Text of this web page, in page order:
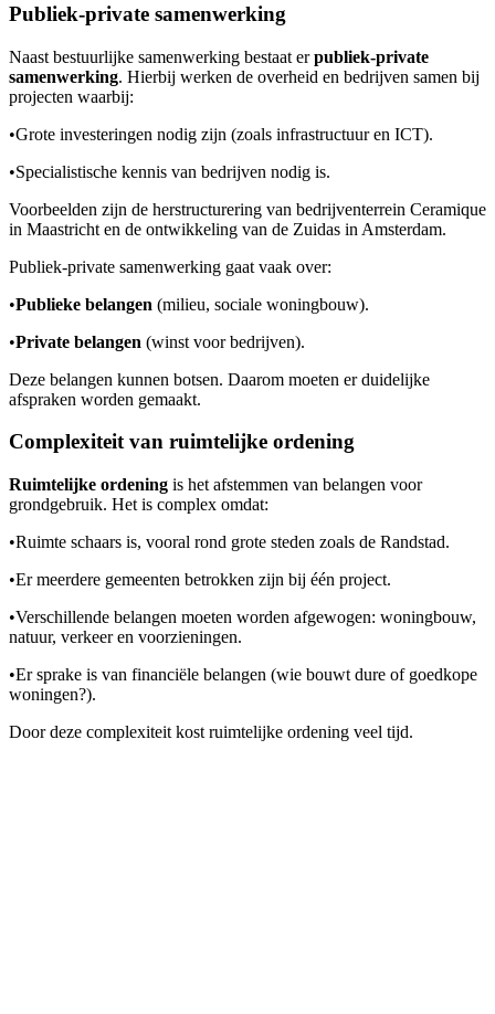
Publiek-private samenwerking
Naast bestuurlijke samenwerking bestaat erpubliek-private
samenwerking. Hierbij werken de overheid en bedrijven samen bij
projecten waarbij:
•Grote investeringen nodig zijn (zoals infrastructuur en ICT).
•Specialistische kennis van bedrijven nodig is.
Voorbeelden zijn de herstructurering van bedrijventerrein Ceramique
in Maastricht en de ontwikkeling van de Zuidas in Amsterdam.
Publiek-private samenwerking gaat vaak over:
•Publieke belangen (milieu, sociale woningbouw).
•Private belangen (winst voor bedrijven).
Deze belangen kunnen botsen. Daarom moeten er duidelijke
afspraken worden gemaakt.
Complexiteit van ruimtelijke ordening
Ruimtelijke ordening is het afstemmen van belangen voor
grondgebruik. Het is complex omdat:
•Ruimte schaars is, vooral rond grote steden zoals de Randstad.
•Er meerdere gemeenten betrokken zijn bij één project.
•Verschillende belangen moeten worden afgewogen: woningbouw,
natuur, verkeer en voorzieningen.
•Er sprake is van financiële belangen (wie bouwt dure of goedkope
woningen?).
Door deze complexiteit kost ruimtelijke ordening veel tijd.